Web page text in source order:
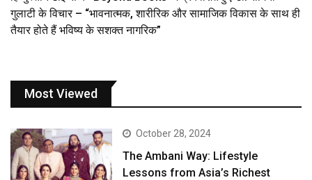
गुलाटी के विचार – “भावनात्मक, शारीरिक और सामाजिक विकास के साथ ही
तैयार होते हैं भविष्य के सशक्त नागरिक”
Most Viewed
October 28, 2024
The Ambani Way: Lifestyle
Lessons from Asia’s Richest